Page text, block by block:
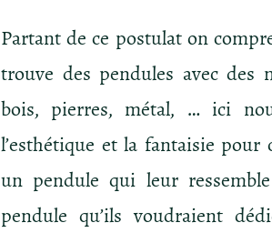
Partant de ce postulat on
trouve des pendules avec des
bois, pierres, métal, … ici
l’esthétique et la fantaisie pour
un pendule qui leur
pendule qu’ils voudraient